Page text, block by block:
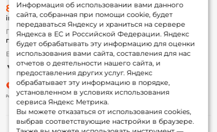
Информация об использовании вами данного
сайта, собранная при помощи cookie, будет
передаваться Яндексу и храниться на сервере
Яндекса в ЕС и Российской Федерации. Яндекс
будет обрабатывать эту информацию для оценки
использования вами сайта, составления для нас
отчетов о деятельности нашего сайта, и
предоставления других услуг. Яндекс
обрабатывает эту информацию в порядке,
установленном в условиях использования
сервиса Яндекс Метрика.
Вы можете отказаться от использования cookies,
выбрав соответствующие настройки в браузере.
Доставка
Оплата
Fox-bonus
Гуру
Партнерская программа
8 (495) 532-77-88
info@foxfishing.ru
По вопросам с заказом
г. Москва, ул. Плеханова д.7
Ежедневно 10:00 до 20:00